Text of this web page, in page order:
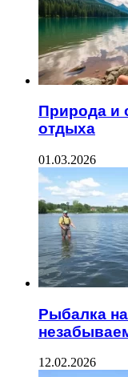
Природа и
отдыха
01.03.2026
Рыбалка
12.02.2026